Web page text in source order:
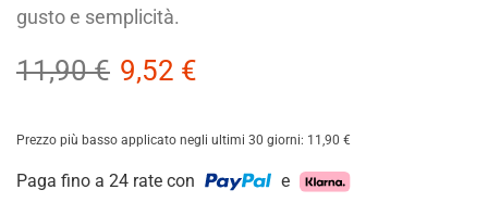
gusto e semplicità.
11,90€ 9,52 €
Prezzo più basso applicato negli ultimi 30 giorni: 11,90 €
Paga fino a 24 rate con e